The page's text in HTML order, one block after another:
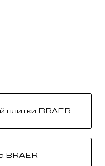
плитки BRAER
BRAER